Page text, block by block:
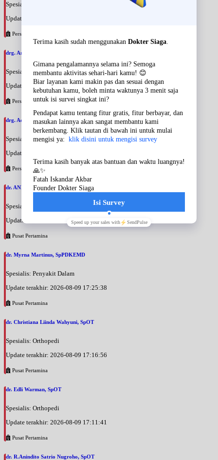
Spesialis: Gigi & Mulut
Update terakhir: 2026-08-09 18:38:18
Persahabatan
drg. Arfan Badeges, SpBM
Spesialis: Gigi & Mulut
Update terakhir: 2026-08-09 18:35:24
Persahabatan
drg. Addys Rino Hariar, SpBM
Spesialis: Gigi & Mulut
Update terakhir: 2026-08-09 18:30:30
Persahabatan
dr. ANNA ARIANE, SpPDKR
Spesialis: Penyakit Dalam
Update terakhir: 2026-08-09 17:28:07
Pusat Pertamina
dr. Myrna Martinus, SpPDKEMD
Spesialis: Penyakit Dalam
Update terakhir: 2026-08-09 17:25:38
Pusat Pertamina
dr. Christiana Liinda Wahyuni, SpOT
Spesialis: Orthopedi
Update terakhir: 2026-08-09 17:16:56
Pusat Pertamina
dr. Edli Warman, SpOT
Spesialis: Orthopedi
Update terakhir: 2026-08-09 17:11:41
Pusat Pertamina
dr. R.Anindito Satrio Nugroho, SpOT